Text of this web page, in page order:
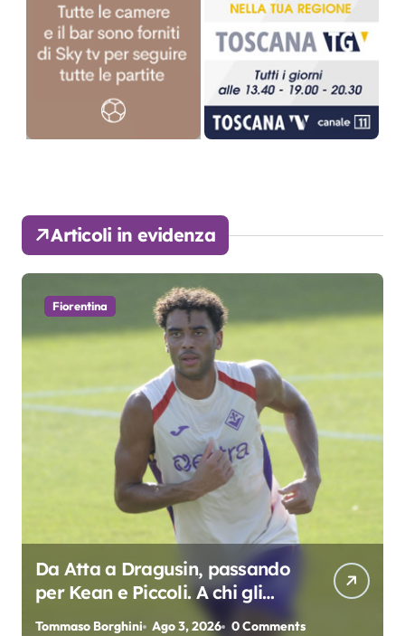
Articoli in evidenza
Fiorentina
Da Atta a Dragusin, passando
per Kean e Piccoli. A chi gli
oscar del precampionato?
Tommaso Borghini Ago 3, 2026 0 Comments